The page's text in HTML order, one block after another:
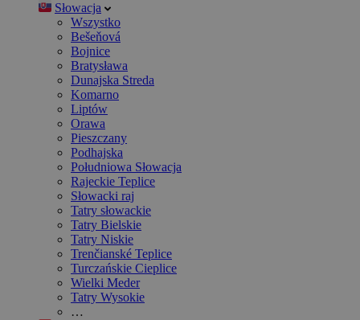
Słowacja
Wszystko
Bešeňová
Bojnice
Bratysława
Dunajska Streda
Komarno
Liptów
Orawa
Pieszczany
Podhajska
Południowa Słowacja
Rajeckie Teplice
Słowacki raj
Tatry słowackie
Tatry Bielskie
Tatry Niskie
Trenčianské Teplice
Turczańskie Cieplice
Wielki Meder
Tatry Wysokie
…